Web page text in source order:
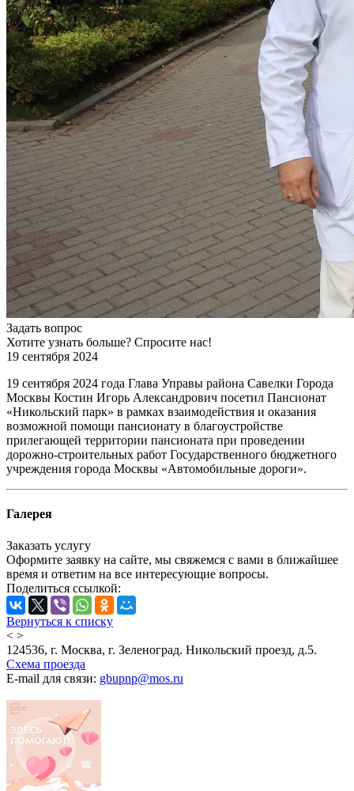
Задать вопрос
Хотите узнать больше? Спросите нас!
19 сентября 2024
19 сентября 2024 года Глава Управы района Савелки Города
Москвы Костин Игорь Александрович посетил Пансионат
«Никольский парк» в рамках взаимодействия и оказания
возможной помощи пансионату в благоустройстве
прилегающей территории пансионата при проведении
дорожно-строительных работ Государственного бюджетного
учреждения города Москвы «Автомобильные дороги».
Галерея
Заказать услугу
Оформите заявку на сайте, мы свяжемся с вами в ближайшее
время и ответим на все интересующие вопросы.
Поделиться ссылкой:
Вернуться к списку
< >
124536, г. Москва, г. Зеленоград. Никольский проезд, д.5.
Схема проезда
E-mail для связи: gbupnp@mos.ru